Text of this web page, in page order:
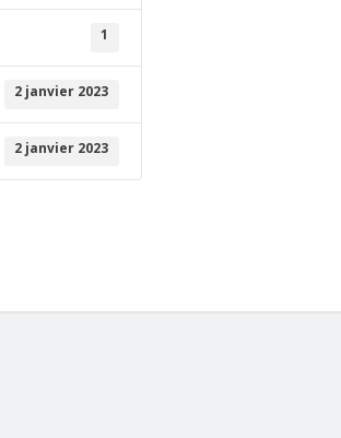
1
2 janvier 2023
2 janvier 2023